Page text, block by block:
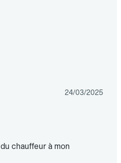
24/03/2025
chauffeur à mon